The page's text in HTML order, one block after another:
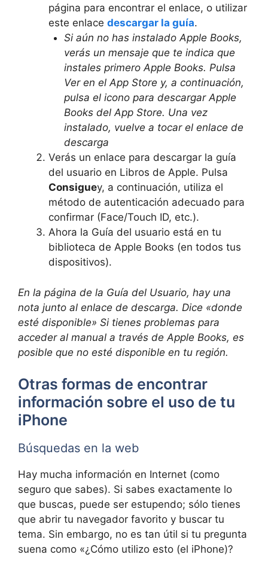
página para encontrar el enlace, o utilizar
este enlace descargar la guía.
Si aún no has instalado Apple Books,
verás un mensaje que te indica que
instales primero Apple Books. Pulsa
Ver en el App Store y, a continuación,
pulsa el icono para descargar Apple
Books del App Store. Una vez
instalado, vuelve a tocar el enlace de
descarga
Verás un enlace para descargar la guía
del usuario en Libros de Apple. Pulsa
Consiguey, a continuación, utiliza el
método de autenticación adecuado para
confirmar (Face/Touch ID, etc.).
Ahora la Guía del usuario está en tu
biblioteca de Apple Books (en todos tus
dispositivos).
En la página de la Guía del Usuario, hay una
nota junto al enlace de descarga. Dice «donde
esté disponible» Si tienes problemas para
acceder al manual a través de Apple Books, es
posible que no esté disponible en tu región.
Otras formas de encontrar
información sobre el uso de tu
iPhone
Búsquedas en la web
Hay mucha información en Internet (como
seguro que sabes). Si sabes exactamente lo
que buscas, puede ser estupendo; sólo tienes
que abrir tu navegador favorito y buscar tu
tema. Sin embargo, no es tan útil si tu pregunta
suena como «¿Cómo utilizo esto (el iPhone)?